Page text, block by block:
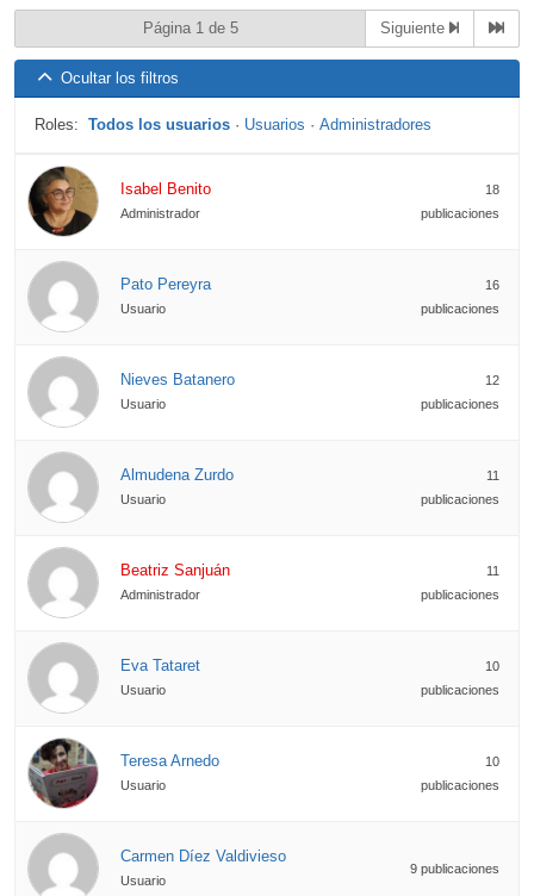
Página 1 de 5 Siguiente
Ocultar los filtros
Roles: Todos los usuarios · Usuarios · Administradores
Isabel Benito
Administrador
18
publicaciones
Pato Pereyra
Usuario
16
publicaciones
Nieves Batanero
Usuario
12
publicaciones
Almudena Zurdo
Usuario
11
publicaciones
Beatriz Sanjuán
Administrador
11
publicaciones
Eva Tataret
Usuario
10
publicaciones
Teresa Arnedo
Usuario
10
publicaciones
Carmen Díez Valdivieso
Usuario
9 publicaciones